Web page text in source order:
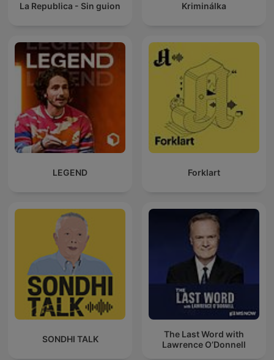
La Republica - Sin guion Kriminálka
LEGEND Forklart
SONDHI TALK
The Last Word with
Lawrence O’Donnell